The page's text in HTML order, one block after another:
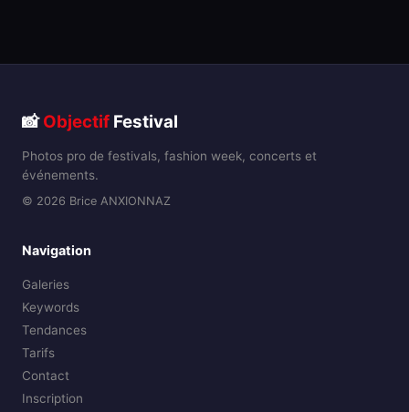
📸Objectif Festival
Photos pro de festivals, fashion week, concerts et
événements.
© 2026 Brice ANXIONNAZ
Navigation
Galeries
Keywords
Tendances
Tarifs
Contact
Inscription